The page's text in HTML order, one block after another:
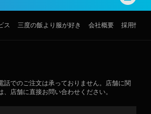
ス 三度の飯より服が好き 会社概要 採用情報
話でのご注文は承っておりません。店舗に関
、店舗に直接お問い合わせください。